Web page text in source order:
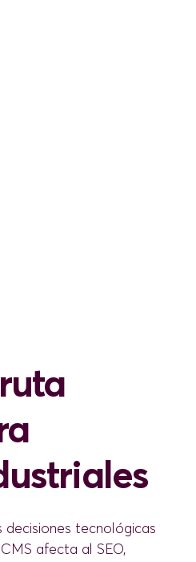
decisiones tecnológicas
CMS afecta al SEO,